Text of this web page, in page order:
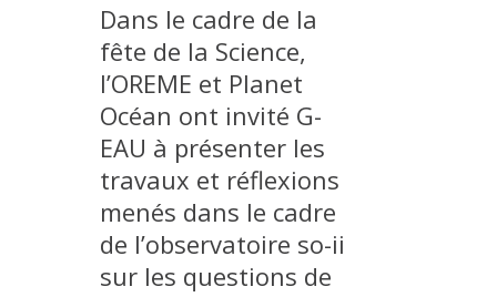
DOCTORAL TRAINING
PRODUCTION
METHODS AND TOOLS
SOFTWARE
PUBLICATIONS SUR HAL
Dans le cadre de la
fête de la Science,
l’OREME et Planet
Océan ont invité G-
EAU à présenter les
travaux et réflexions
menés dans le cadre
de l’observatoire so-ii
sur les questions de